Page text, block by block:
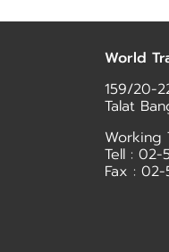
World
159/20-
Talat
Working
Tell : 02-
Fax :